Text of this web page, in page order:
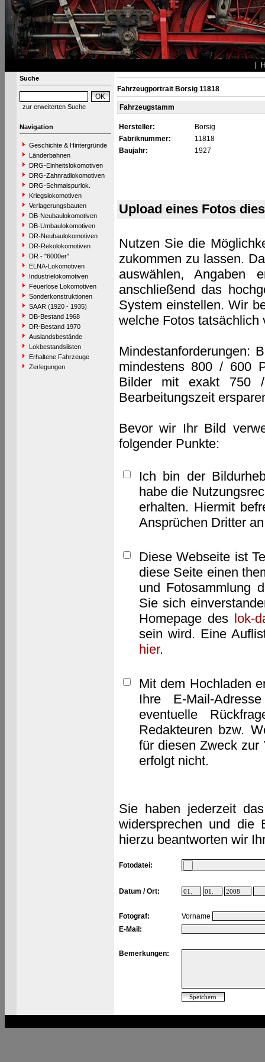
Suche
zur erweiterten Suche
Navigation
Geschichte & Hintergründe
Länderbahnen
DRG-Einheitslokomotiven
DRG-Zahnradlokomotiven
DRG-Schmalspurlok.
Kriegslokomotiven
Verlagerungsbauten
DB-Neubaulokomotiven
DB-Umbaulokomotiven
DR-Neubaulokomotiven
DR-Rekolokomotiven
DR - "6000er"
ELNA-Lokomotiven
Industrielokomotiven
Feuerlose Lokomotiven
Sonderkonstruktionen
SAAR (1920 - 1935)
DB-Bestand 1968
DR-Bestand 1970
Auslandsbestände
Lokbestandslisten
Erhaltene Fahrzeuge
Zerlegungen
Fahrzeugportrait Borsig 11818
Fahrzeugstamm
Hersteller:
Borsig
Fabriknummer:
11818
Baujahr:
1927
Upload eines Fotos
Nutzen Sie die
zukommen zu lassen.
auswählen, Angaben
anschließend das
System einstellen. Wir
welche Fotos tatsächlich
Mindestanforderungen:
mindestens 800 / 600
Bilder mit exakt 750
Bearbeitungszeit
Bevor wir Ihr Bild
folgender Punkte:
Ich bin der
habe die
erhalten. Hiermit
Ansprüchen Dritter
Diese Webseite ist
diese Seite einen
und Fotosammlung
Sie sich
Homepage des lok-
sein wird. Eine
hier.
Mit dem Hochladen
Ihre E-Mail-
eventuelle
Redakteuren bzw.
für diesen Zweck zur
erfolgt nicht.
Sie haben jederzeit
widersprechen und die
hierzu beantworten wir
Fotodatei:
Datum / Ort:
Fotograf:
Vorname
E-Mail:
Bemerkungen: